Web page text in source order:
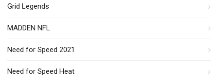
Grid Legends
MADDEN NFL
Need for Speed 2021
Need for Speed Heat